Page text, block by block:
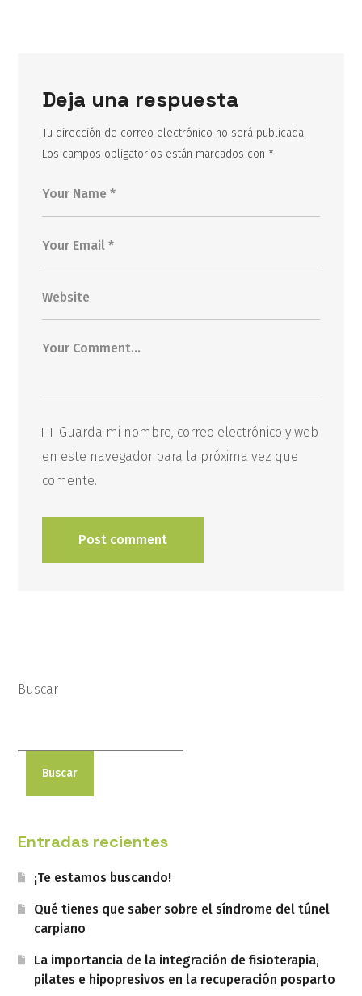
Deja una respuesta
Tu dirección de correo electrónico no será publicada.
Los campos obligatorios están marcados con *
Guarda mi nombre, correo electrónico y web
en este navegador para la próxima vez que
comente.
Buscar
Buscar
Entradas recientes
¡Te estamos buscando!
Qué tienes que saber sobre el síndrome del túnel
carpiano
La importancia de la integración de fisioterapia,
pilates e hipopresivos en la recuperación posparto